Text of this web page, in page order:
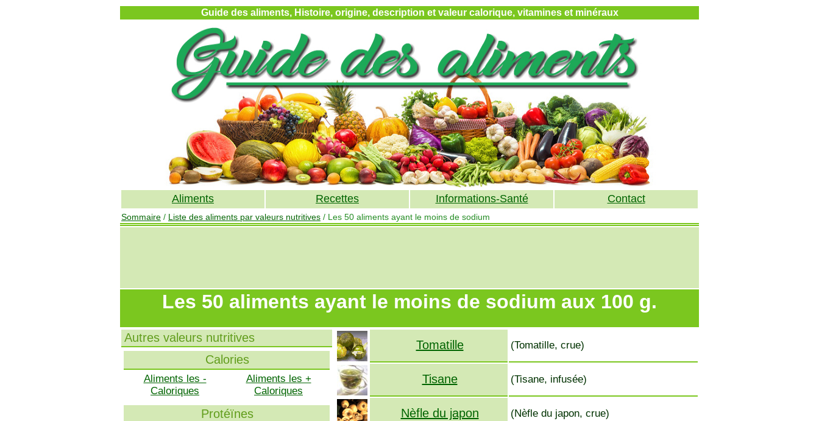
Guide des aliments, Histoire, origine, description et valeur calorique, vitamines et minéraux
Aliments Recettes Informations-Santé Contact
Sommaire / Liste des aliments par valeurs nutritives / Les 50 aliments ayant le moins de sodium
Les 50 aliments ayant le moins de sodium aux 100 g.
Autres valeurs nutritives
Calories
Aliments les -
Caloriques
Aliments les +
Caloriques
Protéïnes
Tomatille (Tomatille, crue)
Tisane (Tisane, infusée)
Nèfle du japon (Nèfle du japon, crue)